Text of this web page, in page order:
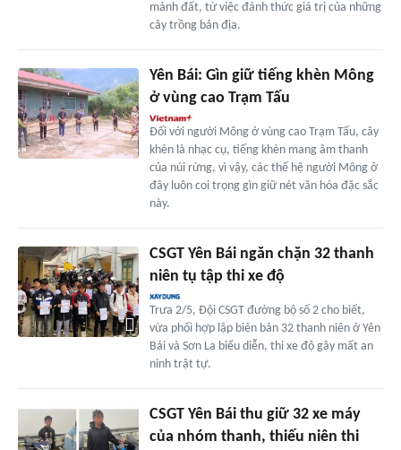
mảnh đất, từ việc đánh thức giá trị của những
cây trồng bản địa.
Yên Bái: Gìn giữ tiếng khèn Mông
ở vùng cao Trạm Tấu
Đối với người Mông ở vùng cao Trạm Tấu, cây
khèn là nhạc cụ, tiếng khèn mang âm thanh
của núi rừng, vì vậy, các thế hệ người Mông ở
đây luôn coi trọng gìn giữ nét văn hóa đặc sắc
này.
CSGT Yên Bái ngăn chặn 32 thanh
niên tụ tập thi xe độ
Trưa 2/5, Đội CSGT đường bộ số 2 cho biết,
vừa phối hợp lập biên bản 32 thanh niên ở Yên
Bái và Sơn La biểu diễn, thi xe độ gây mất an
ninh trật tự.
CSGT Yên Bái thu giữ 32 xe máy
của nhóm thanh, thiếu niên thi